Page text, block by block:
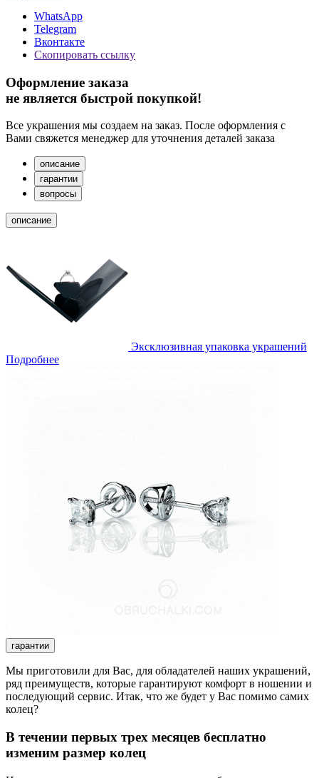
WhatsApp
Telegram
Вконтакте
Скопировать ссылку
Оформление заказа
не является быстрой покупкой!
Все украшения мы создаем на заказ. После оформления с
Вами свяжется менеджер для уточнения деталей заказа
описание
гарантии
вопросы
описание
Эксклюзивная упаковка украшений
Подробнее
гарантии
Мы приготовили для Вас, для обладателей наших украшений,
ряд преимуществ, которые гарантируют комфорт в ношении и
последующий сервис. Итак, что же будет у Вас помимо самих
колец?
В течении первых трех месяцев бесплатно
изменим размер колец